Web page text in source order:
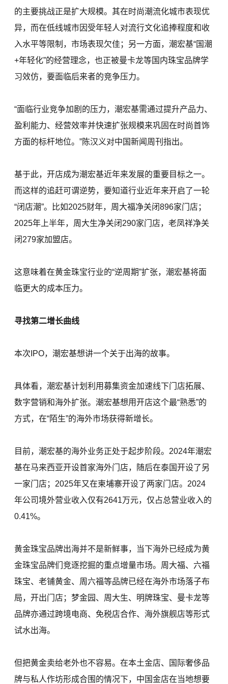
的主要挑战正是扩大规模。其在时尚潮流化城市表现优
异，而在低线城市因受年轻人对流行文化追捧程度和收
入水平等限制，市场表现欠佳；另一方面，潮宏基“国潮
+年轻化”的经营理念，也正被曼卡龙等国内珠宝品牌学
习效仿，要面临后来者的竞争压力。
“面临行业竞争加剧的压力，潮宏基需通过提升产品力、
盈利能力、经营效率并快速扩张规模来巩固在时尚首饰
方面的标杆地位。”陈汉义对中国新闻周刊指出。
基于此，开店成为潮宏基近年来发展的重要目标之一。
而这样的追赶可谓逆势，要知道行业近年来开启了一轮
“闭店潮”。比如2025财年，周大福净关闭896家门店；
2025年上半年，周大生净关闭290家门店，老凤祥净关
闭279家加盟店。
这意味着在黄金珠宝行业的“逆周期”扩张，潮宏基将面
临更大的成本压力。
寻找第二增长曲线
本次IPO，潮宏基想讲一个关于出海的故事。
具体看，潮宏基计划利用募集资金加速线下门店拓展、
数字营销和海外扩张。潮宏基想用开店这个最“熟悉”的
方式，在“陌生”的海外市场获得新增长。
目前，潮宏基的海外业务正处于起步阶段。2024年潮宏
基在马来西亚开设首家海外门店，随后在泰国开设了另
一家门店；2025年又在柬埔寨开设了两家门店。2024
年公司境外营业收入仅有2641万元，仅占总营业收入的
0.41%。
黄金珠宝品牌出海并不是新鲜事，当下海外已经成为黄
金珠宝品牌们竞逐挖掘的重点增量市场。周大福、六福
珠宝、老铺黄金、周六福等品牌已经在海外市场落子布
局，开出门店；梦金园、周大生、明牌珠宝、曼卡龙等
品牌亦通过跨境电商、免税店合作、海外旗舰店等形式
试水出海。
但把黄金卖给老外也不容易。在本土金店、国际奢侈品
牌与私人作坊形成合围的情况下，中国金店在当地想要